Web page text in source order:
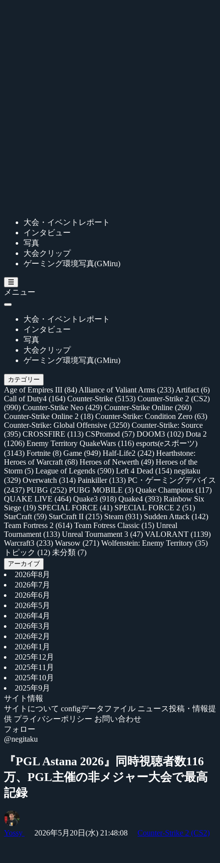
大会・イベントレポート
インタビュー
写真
大会クリップ
ゲーミング環境写真(GMiru)
メニュー
大会・イベントレポート
インタビュー
写真
大会クリップ
ゲーミング環境写真(GMiru)
カテゴリー
Age of Empires III (84) Alliance of Valiant Arms (233) Artifact (6)
Call of Duty4 (164) Counter-Strike (5153) Counter-Strike 2 (CS2)
(990) Counter-Strike Neo (429) Counter-Strike Online (260)
Counter-Strike Online 2 (18) Counter-Strike: Condition Zero (63)
Counter-Strike: Global Offensive (3250) Counter-Strike: Source
(395) CROSSFIRE (113) CSPromod (57) DOOM3 (102) Dota 2
(1206) Enemy Territory QuakeWars (116) esports(eスポーツ)
(3143) Fortnite (8) Game (949) Half-Life2 (242) Hearthstone:
Heroes of Warcraft (68) Heroes of Newerth (49) Heroes of the
Storm (5) League of Legends (590) Left 4 Dead (154) negitaku
(329) Overwatch (314) Painkiller(133) PC・ゲーミングデバイス
(2437) PUBG (252) PUBG MOBILE (3) Quake Champions (117)
QUAKE LIVE (464) Quake3 (918) Quake4 (393) Rainbow Six
Siege (19) SPECIAL FORCE (41) SPECIAL FORCE 2 (51)
StarCraft (59) StarCraft II (215) Steam (931) Sudden Attack (142)
Team Fortress 2 (614) Team Fotress Classic (15) Unreal
Tournament (133) Unreal Tournament 3 (47) VALORANT (1139)
Warcraft3 (233) Warsow (271) Wolfenstein: Enemy Territory (35)
トピック (12) 未分類 (7)
アーカイブ
2026年8月
2026年7月
2026年6月
2026年5月
2026年4月
2026年3月
2026年2月
2026年1月
2025年12月
2025年11月
2025年10月
2025年9月
サイト情報
サイトについて configデータファイル ニュース投稿・情報提
供 プライバシーポリシー お問い合わせ
フォロー
@negitaku
『PGL Astana 2026』同時視聴者数116
万、PGL主催の非メジャー大会で最高
記録
Yossy 2026年5月20日(水) 21:48:08 Counter-Strike 2 (CS2)